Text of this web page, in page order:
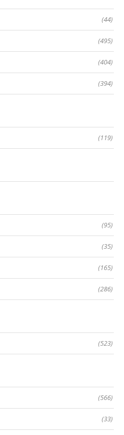
(44)
(495)
(404)
(394)
(119)
(95)
(35)
(165)
(286)
(523)
(566)
(33)